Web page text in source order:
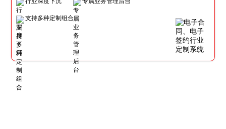
支持多种定制组合